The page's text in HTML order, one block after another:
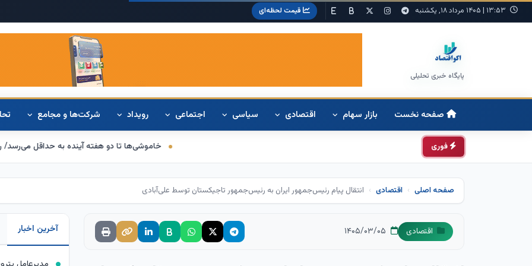
۱۳:۵۳ | ۱۴۰۵ مرداد ۱۸, یکشنبه قیمت لحظه‌ای
پایگاه خبری تحلیلی
صفحه نخست بازار سهام اقتصادی سیاسی اجتماعی رویداد شرکت‌ها و مجامع
فوری خاموشی‌ها تا دو هفته آینده به حداقل می‌رسد/ رعایت عدالت در
صفحه اصلی اقتصادی انتقال پیام رئیس‌جمهور ایران به رئیس‌جمهور تاجیکستان توسط علی‌آبادی
اقتصادی آخرین اخبار